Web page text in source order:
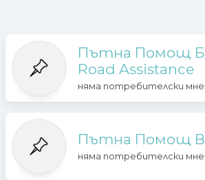
Пътна Помощ
Road Assistance
няма потребителски
Пътна Помощ
няма потребителски